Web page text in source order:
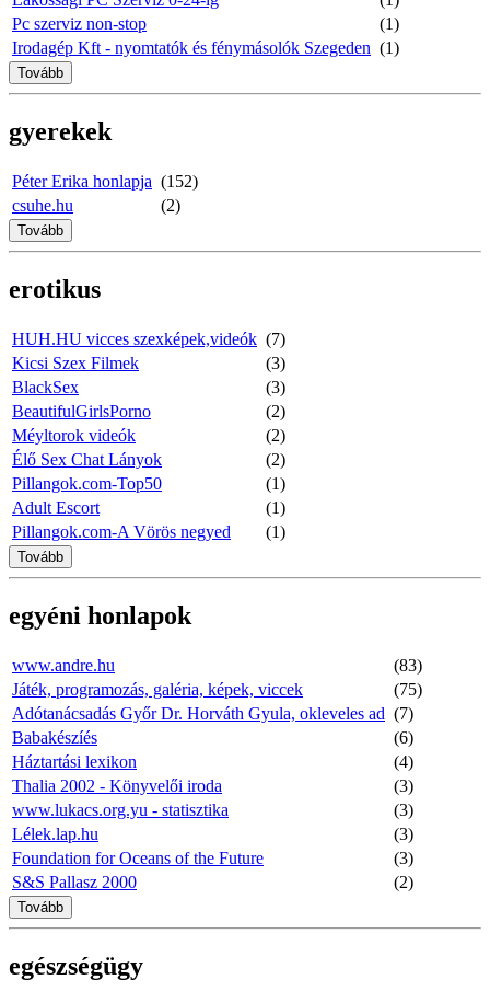
Pc szerviz non-stop
(1)
Irodagép Kft - nyomtatók és fénymásolók Szegeden (1)
Tovább
gyerekek
Péter Erika honlapja (152)
csuhe.hu
(2)
Tovább
erotikus
HUH.HU vicces szexképek,videók (7)
Kicsi Szex Filmek
(3)
BlackSex
(3)
BeautifulGirlsPorno
(2)
Méyltorok videók
(2)
Élő Sex Chat Lányok
(2)
Pillangok.com-Top50
(1)
Adult Escort
(1)
Pillangok.com-A Vörös negyed
(1)
Tovább
egyéni honlapok
www.andre.hu
(83)
Játék, programozás, galéria, képek, viccek
(75)
Adótanácsadás Győr Dr. Horváth Gyula, okleveles ad (7)
Babakészíés
(6)
Háztartási lexikon
(4)
Thalia 2002 - Könyvelői iroda
(3)
www.lukacs.org.yu - statisztika
(3)
Lélek.lap.hu
(3)
Foundation for Oceans of the Future
(3)
S&S Pallasz 2000
(2)
Tovább
egészségügy